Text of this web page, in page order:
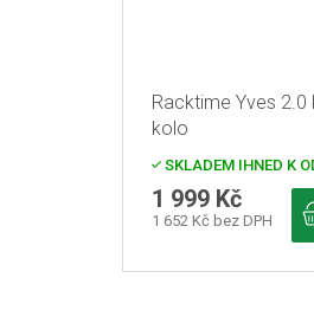
Racktime Yves 2.0
kolo
SKLADEM IHNED K
1 652 Kč bez DPH
1 999 Kč